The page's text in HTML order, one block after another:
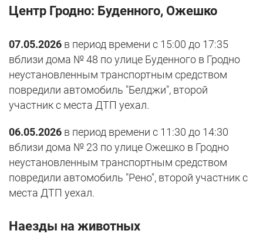
Центр Гродно: Буденного, Ожешко
07.05.2026 в период времени с 15:00 до 17:35
вблизи дома № 48 по улице Буденного в Гродно
неустановленным транспортным средством
повредили автомобиль "Белджи", второй
участник с места ДТП уехал.
06.05.2026 в период времени с 11:30 до 14:30
вблизи дома № 23 по улице Ожешко в Гродно
неустановленным транспортным средством
повредили автомобиль "Рено", второй участник с
места ДТП уехал.
Наезды на животных